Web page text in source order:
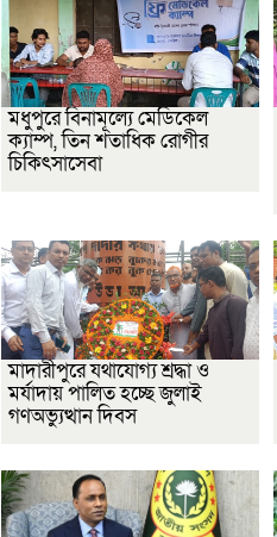
মধুপুরে বিনামূল্যে মেডিকেল
ক্যাম্প, তিন শতাধিক রোগীর
চিকিৎসাসেবা
মাদারীপুরে যথাযোগ্য শ্রদ্ধা ও
মর্যাদায় পালিত হচ্ছে জুলাই
গণঅভ্যুত্থান দিবস